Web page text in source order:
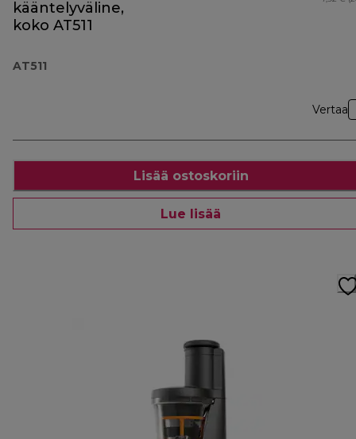
kääntelyväline,
koko AT511
AT511
Vertaa
Lisää ostoskoriin
Lue lisää